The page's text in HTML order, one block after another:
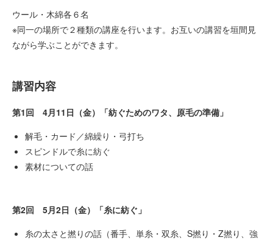
ウール・木綿各６名
※同一の場所で２種類の講座を行います。お互いの講習を垣間見
ながら学ぶことができます。
講習内容
第1回 4月11日（金）「紡ぐためのワタ、原毛の準備」
解毛・カード／綿繰り・弓打ち
スピンドルで糸に紡ぐ
素材についての話
第2回 5月2日（金）「糸に紡ぐ」
糸の太さと撚りの話（番手、単糸・双糸、S撚り・Z撚り、強